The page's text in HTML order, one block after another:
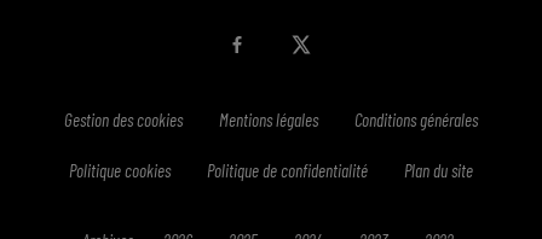
Gestion des cookies Mentions légales Conditions générales
Politique cookies Politique de confidentialité Plan du site